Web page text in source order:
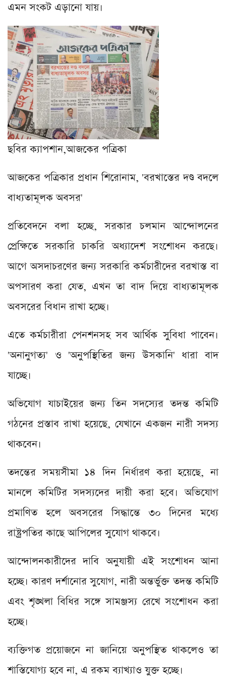
এমন সংকট এড়ানো যায়।
ছবির ক্যাপশান,আজকের পত্রিকা
আজকের পত্রিকার প্রধান শিরোনাম, 'বরখাস্তের দণ্ড বদলে
বাধ্যতামূলক অবসর'
প্রতিবেদনে বলা হচ্ছে, সরকার চলমান আন্দোলনের
প্রেক্ষিতে সরকারি চাকরি অধ্যাদেশ সংশোধন করছে।
আগে অসদাচরণের জন্য সরকারি কর্মচারীদের বরখাস্ত বা
অপসারণ করা যেত, এখন তা বাদ দিয়ে বাধ্যতামূলক
অবসরের বিধান রাখা হচ্ছে।
এতে কর্মচারীরা পেনশনসহ সব আর্থিক সুবিধা পাবেন।
'অনানুগত্য' ও 'অনুপস্থিতির জন্য উসকানি' ধারা বাদ
যাচ্ছে।
অভিযোগ যাচাইয়ের জন্য তিন সদস্যের তদন্ত কমিটি
গঠনের প্রস্তাব রাখা হয়েছে, যেখানে একজন নারী সদস্য
থাকবেন।
তদন্তের সময়সীমা ১৪ দিন নির্ধারণ করা হয়েছে, না
মানলে কমিটির সদস্যদের দায়ী করা হবে। অভিযোগ
প্রমাণিত হলে অবসরের সিদ্ধান্তে ৩০ দিনের মধ্যে
রাষ্ট্রপতির কাছে আপিলের সুযোগ থাকবে।
আন্দোলনকারীদের দাবি অনুযায়ী এই সংশোধন আনা
হচ্ছে। কারণ দর্শানোর সুযোগ, নারী অন্তর্ভুক্ত তদন্ত কমিটি
এবং শৃঙ্খলা বিধির সঙ্গে সামঞ্জস্য রেখে সংশোধন করা
হচ্ছে।
ব্যক্তিগত প্রয়োজনে না জানিয়ে অনুপস্থিত থাকলেও তা
শাস্তিযোগ্য হবে না, এ রকম ব্যাখ্যাও যুক্ত হচ্ছে।